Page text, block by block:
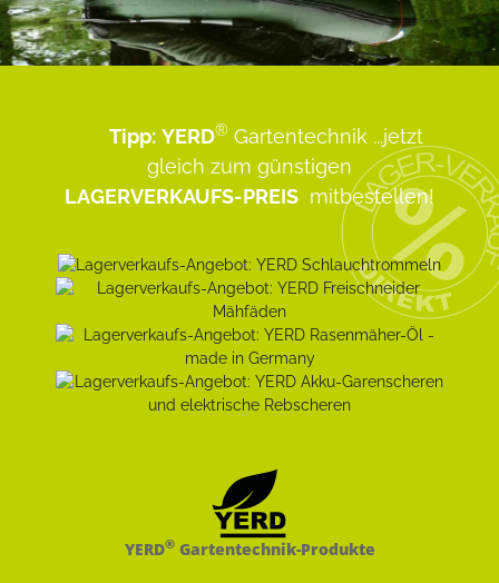
Tipp: YERD® Gartentechnik ...jetzt
gleich zum günstigen
LAGERVERKAUFS-PREIS mitbestellen!
YERD®Gartentechnik-Produkte